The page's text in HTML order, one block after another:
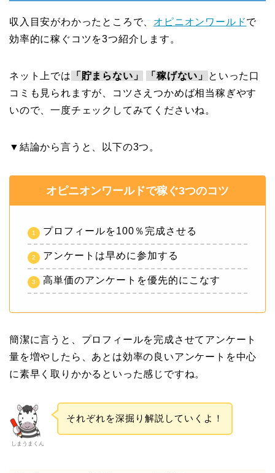
収入目安がわかったところで、 オピニオンワールドで
効率的に稼ぐコツを3つ紹介します。
ネット上では 「貯まらない」 「稼げない」
といった口
コミも見られますが、コツさえつかめば相当稼ぎやす
いので、一度チェックしてみてくださいね。
▼結論から言うと、以下の3つ。
オピニオンワールドで稼ぐ3つのコツ
プロフィールを100％完成させる
アンケートは早めに参加する
高単価のアンケートを優先的にこなす
簡潔に言うと、プロフィールを完成させてアンケート
量を増やしたら、あとは効率の良いアンケートを中心
に素早く取りかかるといった感じですね。
しまうまくん
それぞれを深掘り解説していくよ！